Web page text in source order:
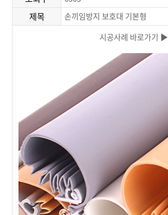
제목
손끼임방지 보호대 기본형
시공사례 바로가기 ▶